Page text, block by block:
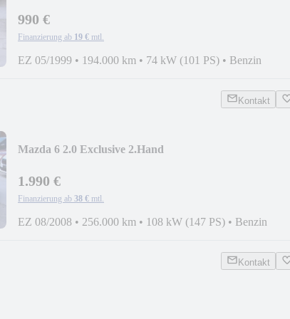
990 €
Finanzierung ab 19 € mtl.
EZ 05/1999 • 194.000 km • 74 kW (101 PS) • Benzin
Kontakt
Mazda 6 2.0 Exclusive 2.Hand
1.990 €
Finanzierung ab 38 € mtl.
EZ 08/2008 • 256.000 km • 108 kW (147 PS) • Benzin
Kontakt